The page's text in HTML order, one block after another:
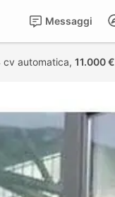
Messaggi
cv automatica, 11.000 €